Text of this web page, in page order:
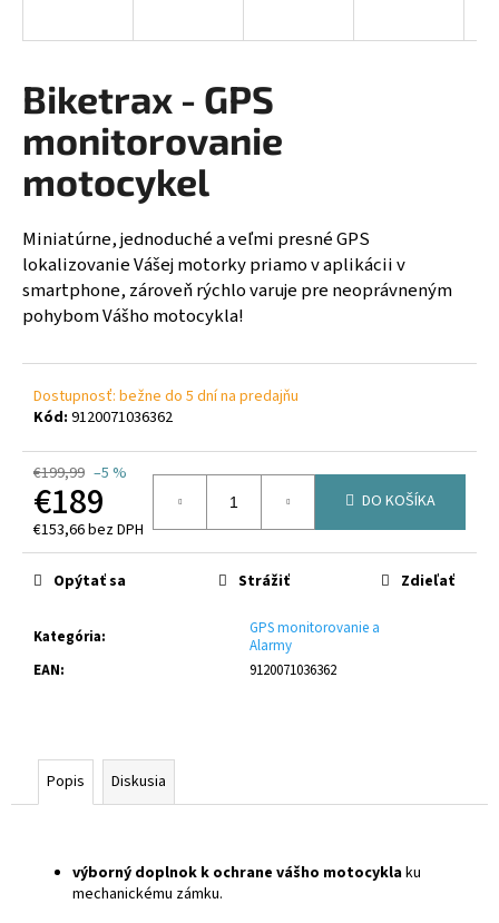
Biketrax - GPS
monitorovanie
motocykel
Miniatúrne, jednoduché a veľmi presné GPS
lokalizovanie Vášej motorky priamo v aplikácii v
smartphone, zároveň rýchlo varuje pre neoprávneným
pohybom Vášho motocykla!
Dostupnosť: bežne do 5 dní na predajňu
Kód: 9120071036362
€199,99 –5 %
€189
€153,66 bez DPH
Jednotková
cena:
DO KOŠÍKA
Kategória:
GPS monitorovanie a
Alarmy
EAN: 9120071036362
Opýtať sa Strážiť Zdieľať
Popis Diskusia
výborný doplnok k ochrane vášho motocyklaku
mechanickému zámku.
s
ť
?
HĽADAŤ
p
o
r
ú
a
m
CRUSSIS
ONE-
FULL
MODEL
2026
(PANASONIC
GXM)
Pôvodne: